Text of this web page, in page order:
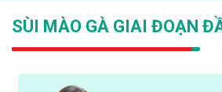
SÙI MÀO GÀ GIAI ĐOẠN